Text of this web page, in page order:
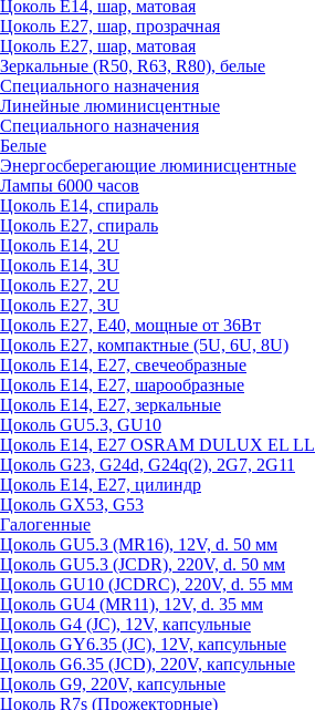
Цоколь Е14, шар, матовая
Цоколь Е27, шар, прозрачная
Цоколь Е27, шар, матовая
Зеркальные (R50, R63, R80), белые
Специального назначения
Линейные люминисцентные
Специального назначения
Белые
Энергосберегающие люминисцентные
Лампы 6000 часов
Цоколь Е14, спираль
Цоколь Е27, спираль
Цоколь Е14, 2U
Цоколь Е14, 3U
Цоколь Е27, 2U
Цоколь Е27, 3U
Цоколь Е27, Е40, мощные от 36Вт
Цоколь Е27, компактные (5U, 6U, 8U)
Цоколь Е14, Е27, свечеобразные
Цоколь Е14, Е27, шарообразные
Цоколь Е14, Е27, зеркальные
Цоколь GU5.3, GU10
Цоколь Е14, Е27 OSRAM DULUX EL LL
Цоколь G23, G24d, G24q(2), 2G7, 2G11
Цоколь Е14, Е27, цилиндр
Цоколь GX53, G53
Галогенные
Цоколь GU5.3 (MR16), 12V, d. 50 мм
Цоколь GU5.3 (JCDR), 220V, d. 50 мм
Цоколь GU10 (JCDRC), 220V, d. 55 мм
Цоколь GU4 (MR11), 12V, d. 35 мм
Цоколь G4 (JC), 12V, капсульные
Цоколь GY6.35 (JC), 12V, капсульные
Цоколь G6.35 (JCD), 220V, капсульные
Цоколь G9, 220V, капсульные
Цоколь R7s (Прожекторные)